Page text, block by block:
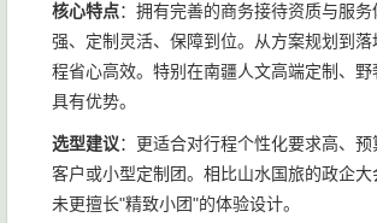
核心特点：拥有完善的商务接待资质与服
强、定制灵活、保障到位。从方案规划到
程省心高效。特别在南疆人文高端定制、野
具有优势。
选型建议：更适合对行程个性化要求高、
客户或小型定制团。相比山水国旅的政企
未更擅长"精致小团"的体验设计。